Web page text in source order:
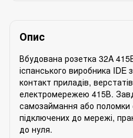
Опис
Вбудована розетка 32A
іспанського виробника IDE
контакт приладів,
електромережею 415В.
самозаймання або поломки
підключених до мережі,
до нуля.